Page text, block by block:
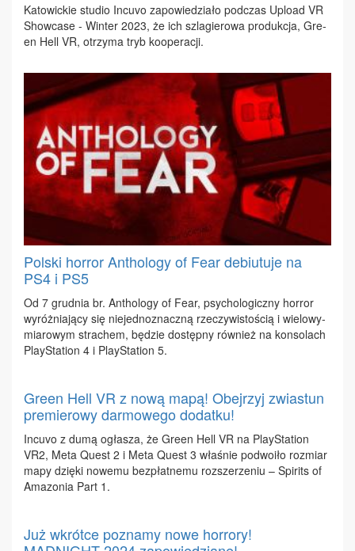
Ka­to­wic­kie stu­dio In­cu­vo za­po­wie­dzia­ło pod­czas Uplo­ad VR
Show­ca­se - Win­ter 2023, że ich szla­gie­ro­wa pro­duk­cja, Gre­
en Hell VR, otrzy­ma tryb ko­ope­ra­cji.
Polski horror Anthology of Fear debiutuje na
PS4 i PS5
Od 7 grud­nia br. An­tho­lo­gy of Fe­ar, psy­cho­lo­gicz­ny hor­ror
wy­róż­nia­ją­cy się nie­jed­no­znacz­ną rze­czy­wi­sto­ścią i wie­lo­wy­
mia­ro­wym stra­chem, bę­dzie do­stęp­ny rów­nież na kon­so­lach
Play­Sta­tion 4 i Play­Sta­tion 5.
Green Hell VR z nową mapą! Obejrzyj zwiastun
premierowy darmowego dodatku!
In­cu­vo z du­mą ogła­sza, że Gre­en Hell VR na Play­Sta­tion
VR2, Me­ta Qu­est 2 i Me­ta Qu­est 3 wła­śnie po­dwo­iło roz­miar
ma­py dzię­ki no­we­mu bez­płat­ne­mu roz­sze­rze­niu – Spi­rits of
Ama­zo­nia Part 1.
Już wkrótce poznamy nowe horrory!